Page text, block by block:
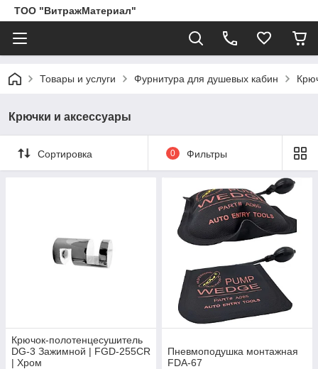
ТОО "ВитражМатериал"
Товары и услуги Фурнитура для душевых кабин
Крючки и аксессуары
Сортировка 0 Фильтры
Крючок-полотенцесушитель
DG-3 Зажимной | FGD-255CR
| Хром
Пневмоподушка монтажная
FDA-67